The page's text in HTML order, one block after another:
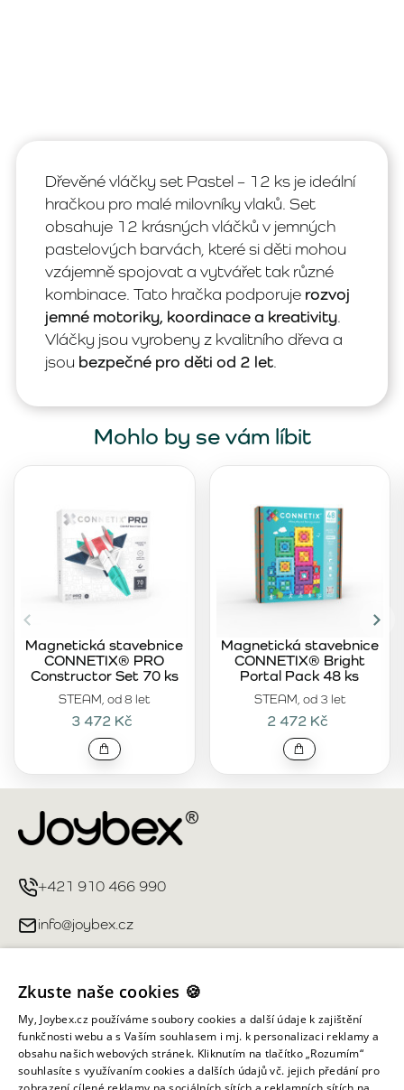
Dřevěné vláčky set Pastel – 12 ks je ideální
hračkou pro malé milovníky vlaků. Set
obsahuje 12 krásných vláčků v jemných
pastelových barvách, které si děti mohou
vzájemně spojovat a vytvářet tak různé
kombinace. Tato hračka podporuje rozvoj
jemné motoriky, koordinace a kreativity.
Vláčky jsou vyrobeny z kvalitního dřeva a
jsou bezpečné pro děti od 2 let.
Mohlo by se vám líbit
STEAM, od 8 let
Magnetická stavebnice
CONNETIX® PRO
Constructor Set 70 ks
3 472 Kč
STEAM, od 3 let
Magnetická stavebnice
CONNETIX® Bright
Portal Pack 48 ks
2 472 Kč
+421 910 466 990
info@joybex.cz
Můj účet
Informace obchodu
Zkuste naše cookies 🍪
My, Joybex.cz používáme soubory cookies a další údaje k zajištění
funkčnosti webu a s Vaším souhlasem i mj. k personalizaci reklamy a
obsahu našich webových stránek. Kliknutím na tlačítko „Rozumím“
souhlasíte s využívaním cookies a dalších údajů vč. jejich předání pro